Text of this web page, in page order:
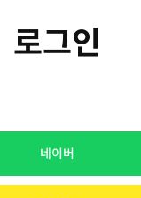
로그인
네이버